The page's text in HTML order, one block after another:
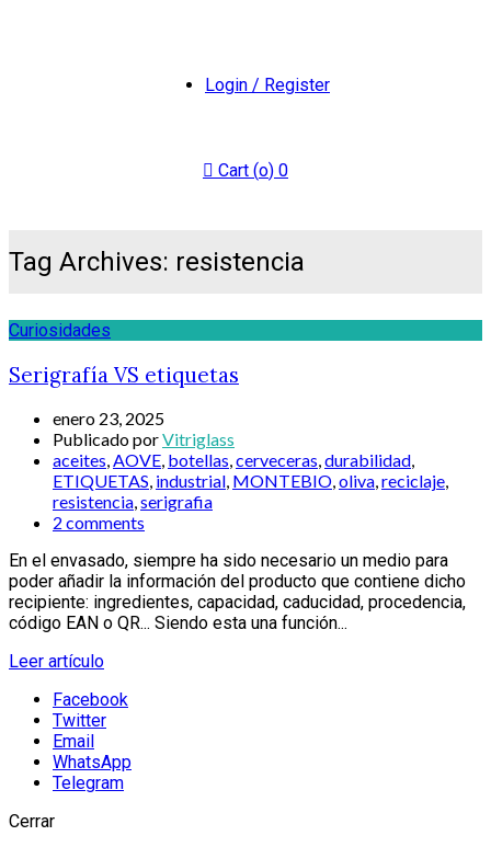
Login / Register
Cart (o) 0
Tag Archives: resistencia
Curiosidades
Serigrafía VS etiquetas
enero 23, 2025
Publicado porVitriglass
aceites,AOVE, botellas,cerveceras,durabilidad,
ETIQUETAS, industrial, MONTEBIO,oliva,reciclaje,
resistencia,serigrafia
2 comments
En el envasado, siempre ha sido necesario un medio para
poder añadir la información del producto que contiene dicho
recipiente: ingredientes, capacidad, caducidad, procedencia,
código EAN o QR... Siendo esta una función...
Leer artículo
Facebook
Twitter
Email
WhatsApp
Telegram
Cerrar